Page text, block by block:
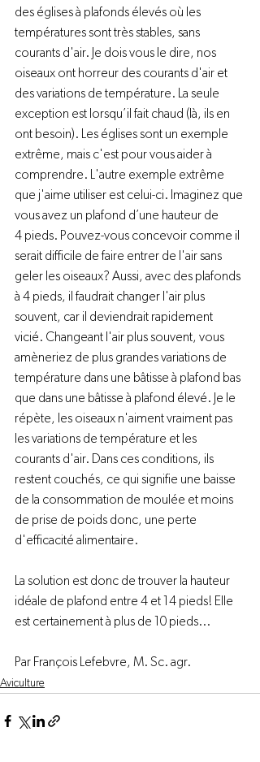
des églises à plafonds élevés où les
températures sont très stables, sans
courants d'air. Je dois vous le dire, nos
oiseaux ont horreur des courants d'air et
des variations de température. La seule
exception est lorsqu’il fait chaud (là, ils en
ont besoin). Les églises sont un exemple
extrême, mais c'est pour vous aider à
comprendre. L'autre exemple extrême
que j'aime utiliser est celui-ci. Imaginez que
vous avez un plafond d’une hauteur de
4 pieds. Pouvez-vous concevoir comme il
serait difficile de faire entrer de l'air sans
geler les oiseaux? Aussi, avec des plafonds
à 4 pieds, il faudrait changer l'air plus
souvent, car il deviendrait rapidement
vicié. Changeant l'air plus souvent, vous
amèneriez de plus grandes variations de
température dans une bâtisse à plafond bas
que dans une bâtisse à plafond élevé. Je le
répète, les oiseaux n'aiment vraiment pas
les variations de température et les
courants d'air. Dans ces conditions, ils
restent couchés, ce qui signifie une baisse
de la consommation de moulée et moins
de prise de poids donc, une perte
d'efficacité alimentaire.
La solution est donc de trouver la hauteur
idéale de plafond entre 4 et 14 pieds! Elle
est certainement à plus de 10 pieds...
Par François Lefebvre, M. Sc. agr.
Aviculture